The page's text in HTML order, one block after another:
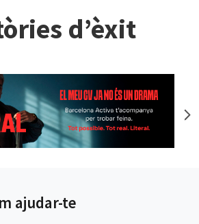
d’èxit
ajudar-te